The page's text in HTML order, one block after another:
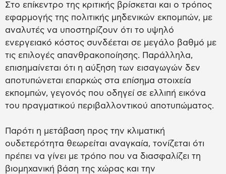
Στο επίκεντρο της κριτικής βρίσκεται και ο τρόπος
εφαρμογής της πολιτικής μηδενικών εκπομπών, με
αναλυτές να υποστηρίζουν ότι το υψηλό
ενεργειακό κόστος συνδέεται σε μεγάλο βαθμό με
τις επιλογές απανθρακοποίησης. Παράλληλα,
επισημαίνεται ότι η αύξηση των εισαγωγών δεν
αποτυπώνεται επαρκώς στα επίσημα στοιχεία
εκπομπών, γεγονός που οδηγεί σε ελλιπή εικόνα
του πραγματικού περιβαλλοντικού αποτυπώματος.
Παρότι η μετάβαση προς την κλιματική
ουδετερότητα θεωρείται αναγκαία, τονίζεται ότι
πρέπει να γίνει με τρόπο που να διασφαλίζει τη
βιομηχανική βάση της χώρας και την